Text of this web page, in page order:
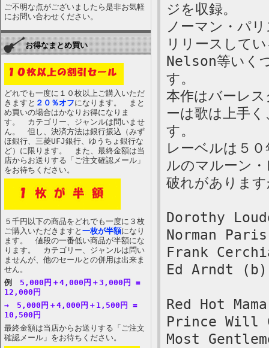
ご不明な点がございましたら是非お気軽
にお問い合わせください。
お得なまとめ買い
どれでも一度に１０枚以上ご購入いただ
きますと ２０％オフになります。 まと
め買いの場合はかなりお得になりま
す。 カテゴリー、ジャンルは問いませ
ん。 但し、決済方法は銀行振込（みず
ほ銀行、三菱UFJ銀行、ゆうちょ銀行な
ど）に限ります。 また、最終金額は当
店からお送りする「ご注文確認メール」
をお待ちください。
５千円以下の商品をどれでも一度に３枚
ご購入いただきますと 一枚が半額になり
ます。 値段の一番低い商品が半額にな
ります。 カテゴリー、ジャンルは問い
ませんが、他のセールとの併用は出来ま
せん。
例
5,000円＋4,000円＋3,000円 =
12,000円
→ 5,000円＋4,000円＋1,500円 =
10,500円
最終金額は当店からお送りする「ご注文
確認メール」をお待ちください。
ジを収録。
ノーマン・パ
リリースして
Nelson等いく
す。
本作はバーレ
ーは歌は上手
す。
レーベルは５
ルのマルーン
破れがありま
Dorothy
Norman
Frank
Ed Arndt (b)
Red Hot
Prince Will
Most